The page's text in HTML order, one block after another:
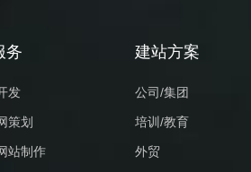
务
发
策划
站制作
建站方案
公司/集团
培训/教育
外贸